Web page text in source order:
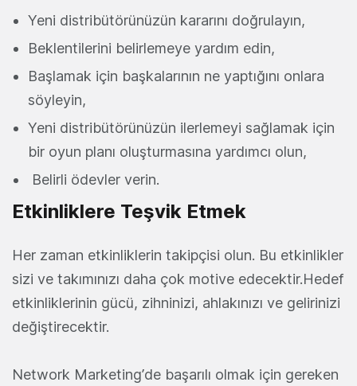
Yeni distribütörünüzün kararını doğrulayın,
Beklentilerini belirlemeye yardım edin,
Başlamak için başkalarının ne yaptığını onlara
söyleyin,
Yeni distribütörünüzün ilerlemeyi sağlamak için
bir oyun planı oluşturmasına yardımcı olun,
Belirli ödevler verin.
Etkinliklere Teşvik Etmek
Her zaman etkinliklerin takipçisi olun. Bu etkinlikler
sizi ve takımınızı daha çok motive edecektir.Hedef
etkinliklerinin gücü, zihninizi, ahlakınızı ve gelirinizi
değiştirecektir.
Network Marketing’de başarılı olmak için gereken